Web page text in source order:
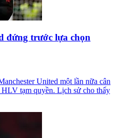
đứng trước lựa chọn
United một lần nữa cân
tạm quyền. Lịch sử cho thấy